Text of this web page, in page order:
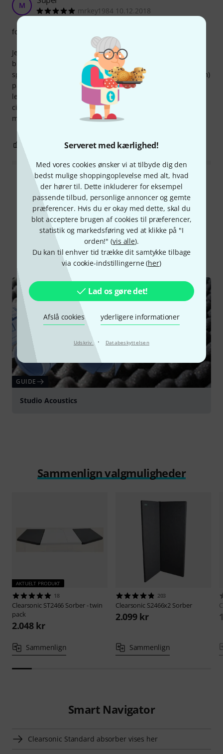
Serveret med kærlighed!
Med vores cookies ønsker vi at tilbyde dig den
bedst mulige shoppingoplevelse med alt, hvad
der hører til. Dette inkluderer for eksempel
passende tilbud, personlige annoncer og gemte
præferencer. Hvis du er okay med dette, skal du
blot acceptere brugen af cookies til præferencer,
statistik og markedsføring ved at klikke på "I
orden!" (vis alle).
Du kan til enhver tid trække dit samtykke tilbage
via cookie-indstillingerne (her)
Lad os gøre det!
Afslå cookies yderligere informationer
Udskriv · Databeskyttelsen
M
mrkey1984 10.12.2018
Jeg købte disse absorbere som en del af megapakken og
bruger dem til at øve med mit lille flygel indenfor – så jeg
spiller ikke trommer i dem, men klaver. Et lille flygel (1,65 m)
passer perfekt indenfor, og jeg kan endelig øve mig i min
lejlighed uden at forstyrre naboerne for meget. Det føles
cirka halvt så højt udenfor. Ved hjælp af min telefonapp
målte jeg 75 dB i stedet for 95 dB.
forarbejdning
ANMELD BEDØMMELSE
Læs alle anmeldelser
Vidste du?
Alle Guide
GUIDE
Studio Acoustics
Sammenlign valgmuligheder
AKTUELT PRODUKT
18
Clearsonic ST2466 Sorber - twin
pack
2.048 kr
Sammenlign
203
Clearsonic S2466x2 Sorber
2.099 kr
Sammenlign
Smart Navigator
Clearsonic Standard absorber vises her